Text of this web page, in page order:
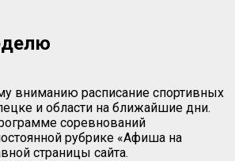
вниманию расписание спортивных
и области на ближайшие дни.
соревнований
рубрике «Афиша на
страницы сайта.